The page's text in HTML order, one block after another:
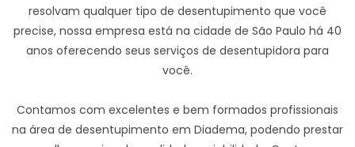
resolvam qualquer tipo de desentupimento que você
precise, nossa empresa está na cidade de São Paulo há 40
anos oferecendo seus serviços de desentupidora para
você.
Contamos com excelentes e bem formados profissionais
na área de desentupimento em Diadema, podendo prestar